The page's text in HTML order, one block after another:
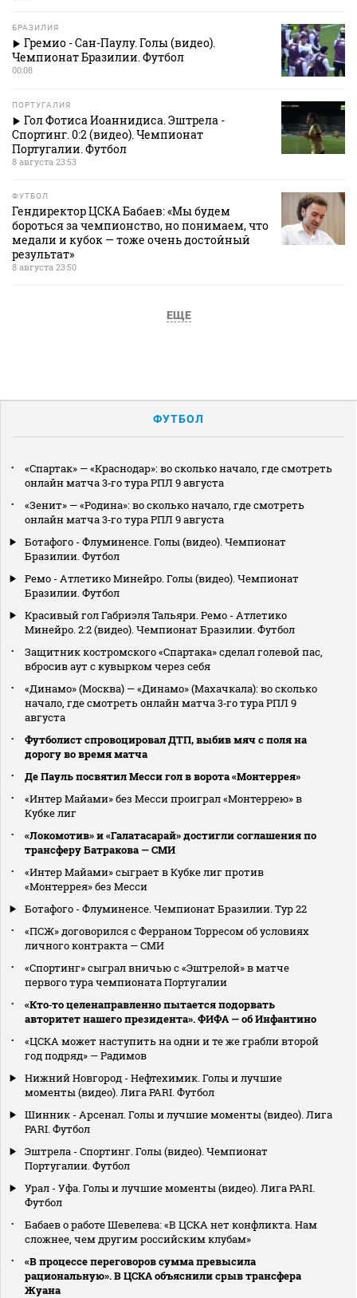
БРАЗИЛИЯ
Гремио - Сан-Паулу. Голы (видео).
Чемпионат Бразилии. Футбол
00:08
ПОРТУГАЛИЯ
Гол Фотиса Иоаннидиса. Эштрела -
Спортинг. 0:2 (видео). Чемпионат
Португалии. Футбол
8 августа 23:53
ФУТБОЛ
Гендиректор ЦСКА Бабаев: «Мы будем
бороться за чемпионство, но понимаем, что
медали и кубок — тоже очень достойный
результат»
8 августа 23:50
ЕЩЕ
ФУТБОЛ
«Спартак» — «Краснодар»: во сколько начало, где смотреть
онлайн матча 3‑го тура РПЛ 9 августа
«Зенит» — «Родина»: во сколько начало, где смотреть
онлайн матча 3‑го тура РПЛ 9 августа
Ботафого - Флуминенсе. Голы (видео). Чемпионат
Бразилии. Футбол
Ремо - Атлетико Минейро. Голы (видео). Чемпионат
Бразилии. Футбол
Красивый гол Габриэля Тальяри. Ремо - Атлетико
Минейро. 2:2 (видео). Чемпионат Бразилии. Футбол
Защитник костромского «Спартака» сделал голевой пас,
вбросив аут с кувырком через себя
«Динамо» (Москва) — «Динамо» (Махачкала): во сколько
начало, где смотреть онлайн матча 3‑го тура РПЛ 9
августа
Футболист спровоцировал ДТП, выбив мяч с поля на
дорогу во время матча
Де Пауль посвятил Месси гол в ворота «Монтеррея»
«Интер Майами» без Месси проиграл «Монтеррею» в
Кубке лиг
«Локомотив» и «Галатасарай» достигли соглашения по
трансферу Батракова — СМИ
«Интер Майами» сыграет в Кубке лиг против
«Монтеррея» без Месси
Ботафого - Флуминенсе. Чемпионат Бразилии. Тур 22
«ПСЖ» договорился с Ферраном Торресом об условиях
личного контракта — СМИ
«Спортинг» сыграл вничью с «Эштрелой» в матче
первого тура чемпионата Португалии
«Кто‑то целенаправленно пытается подорвать
авторитет нашего президента». ФИФА — об Инфантино
«ЦСКА может наступить на одни и те же грабли второй
год подряд» — Радимов
Нижний Новгород - Нефтехимик. Голы и лучшие
моменты (видео). Лига PARI. Футбол
Шинник - Арсенал. Голы и лучшие моменты (видео). Лига
PARI. Футбол
Эштрела - Спортинг. Голы (видео). Чемпионат
Португалии. Футбол
Урал - Уфа. Голы и лучшие моменты (видео). Лига PARI.
Футбол
Бабаев о работе Шевелева: «В ЦСКА нет конфликта. Нам
сложнее, чем другим российским клубам»
«В процессе переговоров сумма превысила
рациональную». В ЦСКА объяснили срыв трансфера
Жуана